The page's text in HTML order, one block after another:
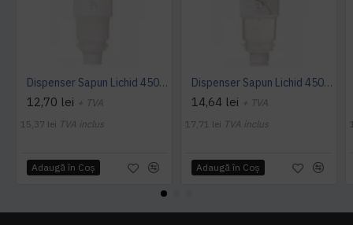
Dispenser Sapun Lichid 450 Ml - Sense
12,70 lei + TVA
15,37 lei TVA inclus
Adaugă în Coş
Dispenser Sapun Lichid 450 Ml - Botanika
14,64 lei + TVA
17,71 lei TVA inclus
Adaugă în Coş